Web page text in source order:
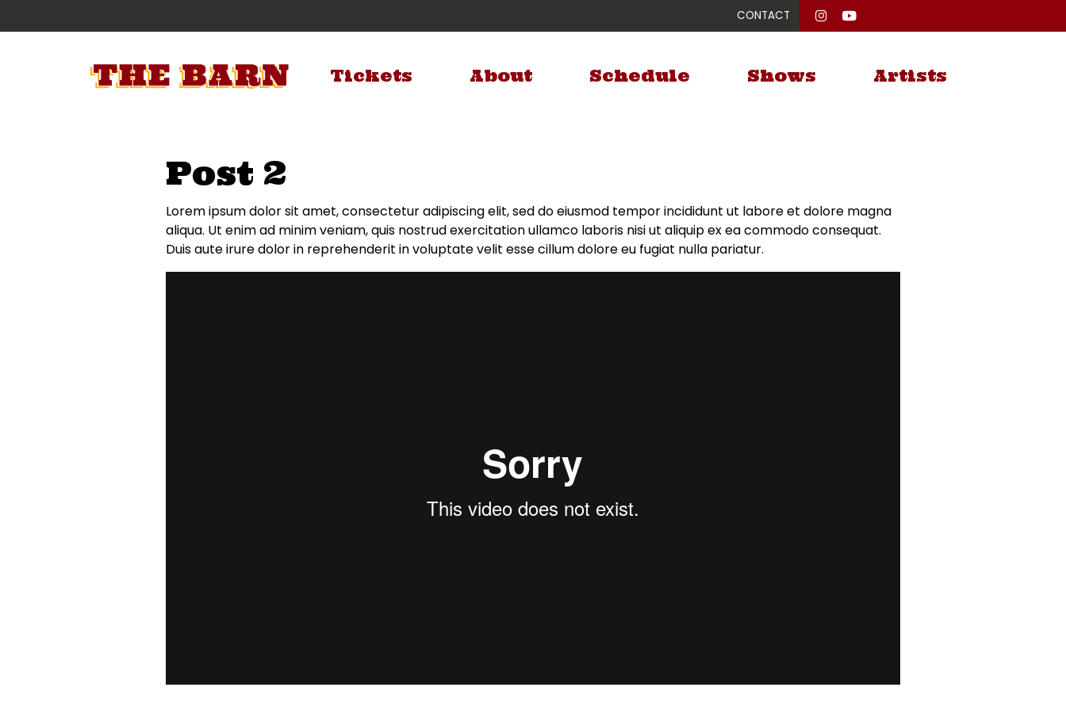
CONTACT
Tickets About Schedule Shows Artists
Post 2
Lorem ipsum dolor sit amet, consectetur adipiscing elit, sed do eiusmod tempor incididunt ut labore et dolore magna
aliqua. Ut enim ad minim veniam, quis nostrud exercitation ullamco laboris nisi ut aliquip ex ea commodo consequat.
Duis aute irure dolor in reprehenderit in voluptate velit esse cillum dolore eu fugiat nulla pariatur.